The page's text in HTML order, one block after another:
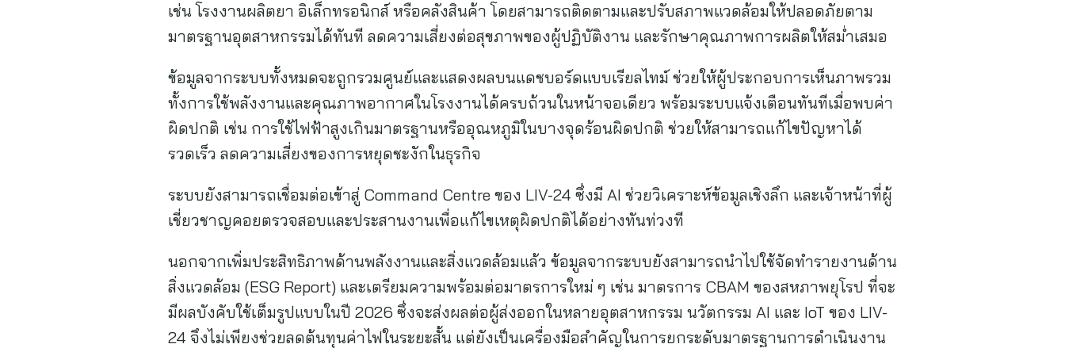
เช่น โรงงานผลิตยา อิเล็กทรอนิกส์ หรือคลังสินค้า โดยสามารถติดตามและปรับสภาพแวดล้อมให้ปลอดภัยตาม
มาตรฐานอุตสาหกรรมได้ทันที ลดความเสี่ยงต่อสุขภาพของผู้ปฏิบัติงาน และรักษาคุณภาพการผลิตให้สม่ำเสมอ
ข้อมูลจากระบบทั้งหมดจะถูกรวมศูนย์และแสดงผลบนแดชบอร์ดแบบเรียลไทม์ ช่วยให้ผู้ประกอบการเห็นภาพรวม
ทั้งการใช้พลังงานและคุณภาพอากาศในโรงงานได้ครบถ้วนในหน้าจอเดียว พร้อมระบบแจ้งเตือนทันทีเมื่อพบค่า
ผิดปกติ เช่น การใช้ไฟฟ้าสูงเกินมาตรฐานหรืออุณหภูมิในบางจุดร้อนผิดปกติ ช่วยให้สามารถแก้ไขปัญหาได้
รวดเร็ว ลดความเสี่ยงของการหยุดชะงักในธุรกิจ
ระบบยังสามารถเชื่อมต่อเข้าสู่ Command Centre ของ LIV-24 ซึ่งมี AI ช่วยวิเคราะห์ข้อมูลเชิงลึก และเจ้าหน้าที่ผู้
เชี่ยวชาญคอยตรวจสอบและประสานงานเพื่อแก้ไขเหตุผิดปกติได้อย่างทันท่วงที
นอกจากเพิ่มประสิทธิภาพด้านพลังงานและสิ่งแวดล้อมแล้ว ข้อมูลจากระบบยังสามารถนำไปใช้จัดทำรายงานด้าน
สิ่งแวดล้อม (ESG Report) และเตรียมความพร้อมต่อมาตรการใหม่ ๆ เช่น มาตรการ CBAM ของสหภาพยุโรป ที่จะ
มีผลบังคับใช้เต็มรูปแบบในปี 2026 ซึ่งจะส่งผลต่อผู้ส่งออกในหลายอุตสาหกรรม นวัตกรรม AI และ IoT ของ LIV-
24 จึงไม่เพียงช่วยลดต้นทุนค่าไฟในระยะสั้น แต่ยังเป็นเครื่องมือสำคัญในการยกระดับมาตรฐานการดำเนินงาน